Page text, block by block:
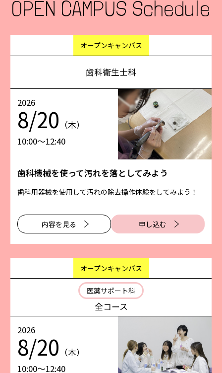
OPEN CAMPUS Schedule
オープンキャンパス
歯科衛生士科
2026
8/20 （木）
10:00〜12:40
歯科機械を使って汚れを落としてみよう
歯科用器械を使用して汚れの除去操作体験をしてみよう！
内容を⾒る 申し込む
オープンキャンパス
医薬サポート科
全コース
2026
8/20 （木）
10:00〜12:40